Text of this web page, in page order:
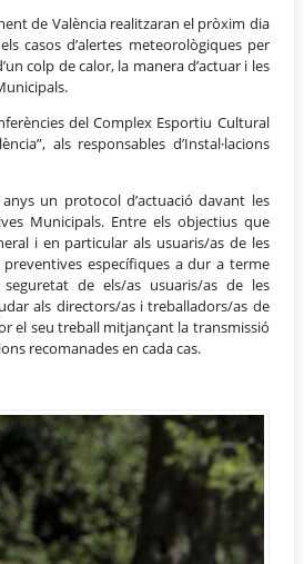
de València realitzaran el pròxim dia
casos d’alertes meteorològiques per
colp de calor, la manera d’actuar i les
del Complex Esportiu Cultural
als responsables d’Instal·lacions
un protocol d’actuació davant les
Municipals. Entre els objectius que
i en particular als usuaris/as de les
preventives específiques a dur a terme
de els/as usuaris/as de les
als directors/as i treballadors/as de
el seu treball mitjançant la transmissió
recomanades en cada cas.